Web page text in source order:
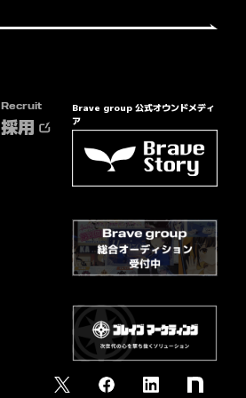
Recruit
採用
Brave group 公式オウンドメディ
ア